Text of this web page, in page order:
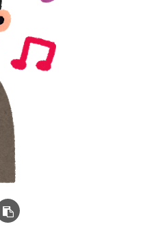
ドローン接近→職員が蹴り
航か…スタッド・ランス会
７月２９日にドバッと鮮血
女優ｗｗｗｗｗｗｗ
結婚ｗｗｗｗｗ
官僚、異例の左遷ｗｗｗｗ
ていい匂いするけどマジで